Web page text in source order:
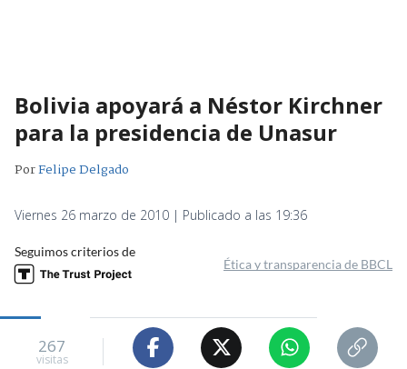
Bolivia apoyará a Néstor Kirchner
para la presidencia de Unasur
PorFelipe Delgado
Viernes 26 marzo de 2010 | Publicado a las 19:36
Seguimos criterios de
Ética y transparencia de BBCL
267
visitas